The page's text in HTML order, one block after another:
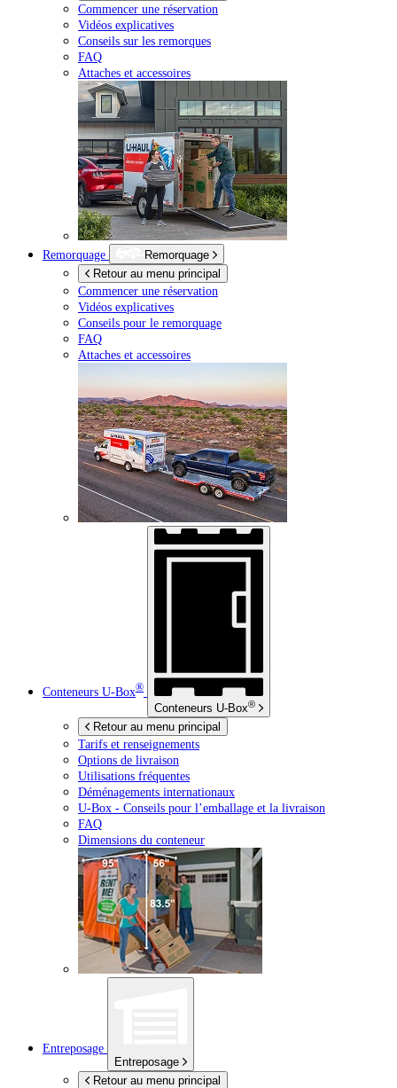
Commencer une réservation
Vidéos explicatives
Conseils sur les remorques
FAQ
Attaches et accessoires
Remorquage
Remorquage
Retour au menu principal
Commencer une réservation
Vidéos explicatives
Conseils pour le remorquage
FAQ
Attaches et accessoires
Conteneurs U-Box®
Conteneurs U-Box®
Retour au menu principal
Tarifs et renseignements
Options de livraison
Utilisations fréquentes
Déménagements internationaux
U-Box - Conseils pour l’emballage et la livraison
FAQ
Dimensions du conteneur
Entreposage
Entreposage
Retour au menu principal